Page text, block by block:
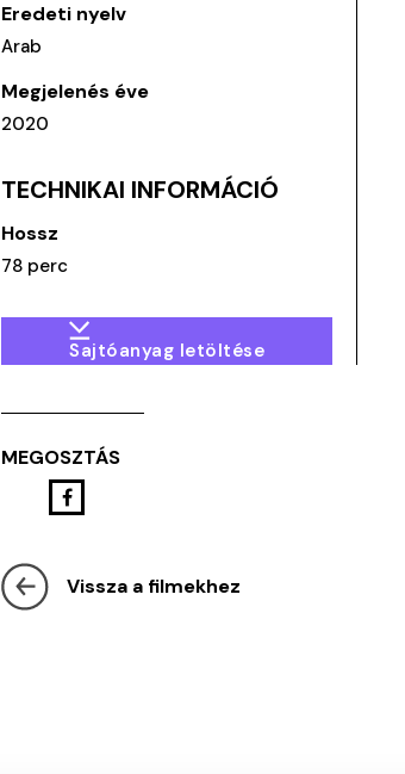
Eredeti nyelv
Arab
Megjelenés éve
2020
TECHNIKAI INFORMÁCIÓ
Hossz
78 perc
Sajtóanyag letöltése
MEGOSZTÁS
Vissza a filmekhez